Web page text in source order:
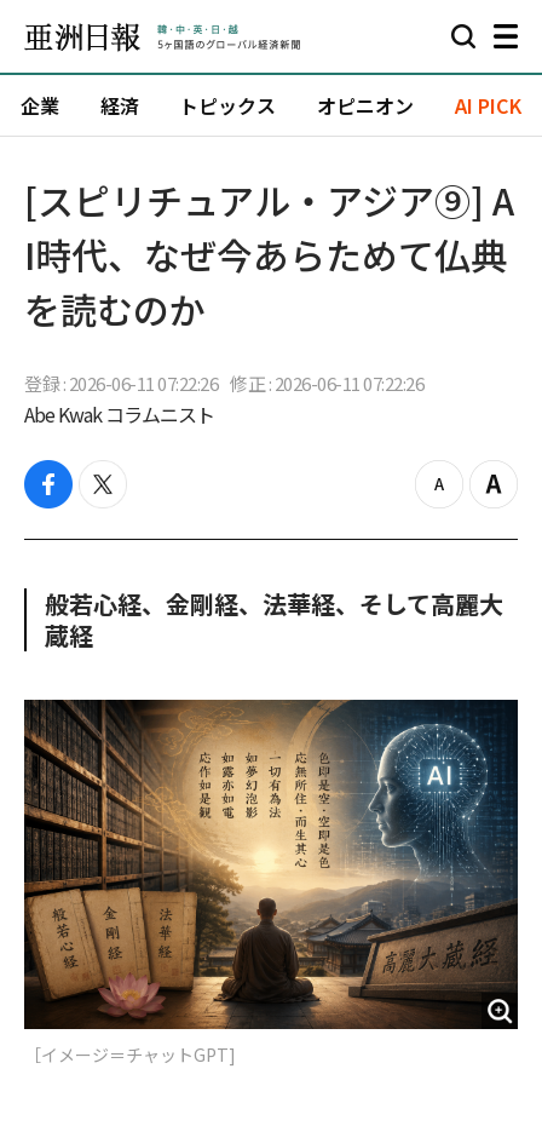
企業 経済 トピックス オピニオン AI PICK
[スピリチュアル・アジア⑨] A
I時代、なぜ今あらためて仏典
を読むのか
登録 : 2026-06-11 07:22:26 修正 : 2026-06-11 07:22:26
Abe Kwak コラムニスト
f
c
o
o
k
t
i
e
z
o
u
Z
o
n
般若心経、金剛経、法華経、そして高麗大
蔵経
［イメージ＝チャットGPT]